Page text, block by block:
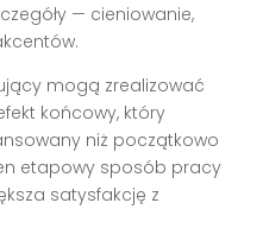
— cieniowanie,
mogą zrealizować
końcowy, który
niż początkowo
etapowy sposób pracy
satysfakcję z